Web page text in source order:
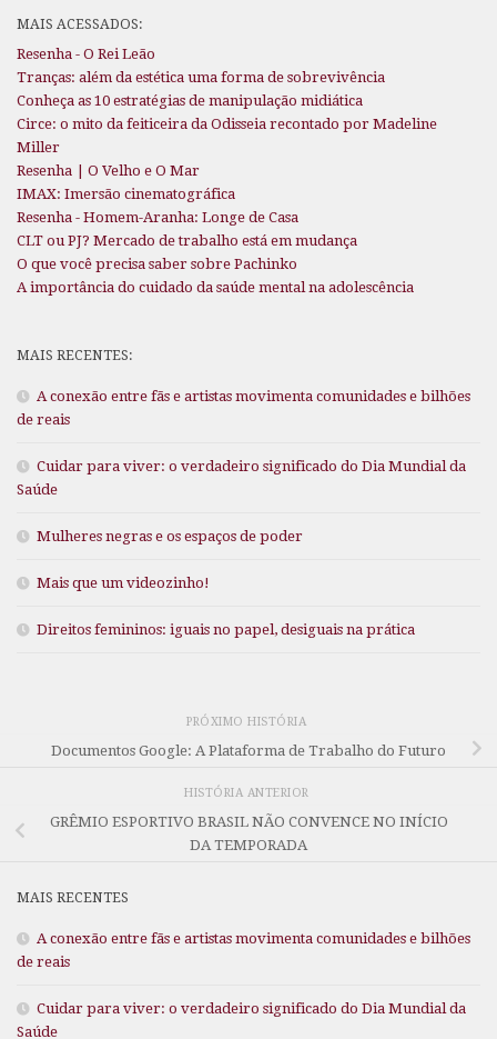
MAIS ACESSADOS:
Resenha - O Rei Leão
Tranças: além da estética uma forma de sobrevivência
Conheça as 10 estratégias de manipulação midiática
Circe: o mito da feiticeira da Odisseia recontado por Madeline
Miller
Resenha | O Velho e O Mar
IMAX: Imersão cinematográfica
Resenha - Homem-Aranha: Longe de Casa
CLT ou PJ? Mercado de trabalho está em mudança
O que você precisa saber sobre Pachinko
A importância do cuidado da saúde mental na adolescência
MAIS RECENTES:
A conexão entre fãs e artistas movimenta comunidades e bilhões
de reais
Cuidar para viver: o verdadeiro significado do Dia Mundial da
Saúde
Mulheres negras e os espaços de poder
Mais que um videozinho!
Direitos femininos: iguais no papel, desiguais na prática
PRÓXIMO HISTÓRIA
Documentos Google: A Plataforma de Trabalho do Futuro
HISTÓRIA ANTERIOR
GRÊMIO ESPORTIVO BRASIL NÃO CONVENCE NO INÍCIO
DA TEMPORADA
MAIS RECENTES
A conexão entre fãs e artistas movimenta comunidades e bilhões
de reais
Cuidar para viver: o verdadeiro significado do Dia Mundial da
Saúde